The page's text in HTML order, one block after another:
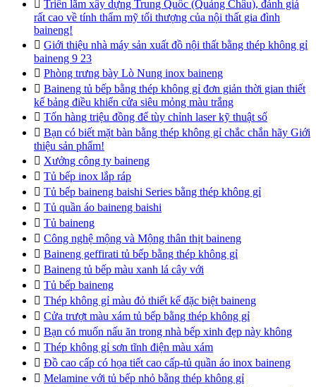
Triển lãm xây dựng Trung Quốc (Quảng Châu), đánh giá
rất cao về tính thẩm mỹ tối thượng của nội thất gia đình
baineng!
 Giới thiệu nhà máy sản xuất đồ nội thất bằng thép không gỉ
baineng 9 23
 Phòng trưng bày Lò Nung inox baineng
 Baineng tủ bếp bằng thép không gỉ đơn giản thời gian thiết
kế bảng điều khiển cửa siêu mỏng màu trắng
 Tốn hàng triệu đồng để tùy chỉnh laser kỹ thuật số
 Bạn có biết mặt bàn bằng thép không gỉ chắc chắn hãy Giới
thiệu sản phẩm!
 Xưởng công ty baineng
 Tủ bếp inox lắp ráp
 Tủ bếp baineng baishi Series bằng thép không gỉ
 Tủ quần áo baineng baishi
 Tủ baineng
 Công nghệ mộng và Mộng thân thịt baineng
 Baineng geffirati tủ bếp bằng thép không gỉ
 Baineng tủ bếp màu xanh lá cây với
 Tủ bếp baineng
 Thép không gỉ màu đỏ thiết kế đặc biệt baineng
 Cửa trượt màu xám tủ bếp bằng thép không gỉ
 Bạn có muốn nấu ăn trong nhà bếp xinh đẹp này không
 Thép không gỉ sơn tĩnh điện màu xám
 Đồ cao cấp có họa tiết cao cấp-tủ quần áo inox baineng
 Melamine với tủ bếp nhỏ bằng thép không gỉ